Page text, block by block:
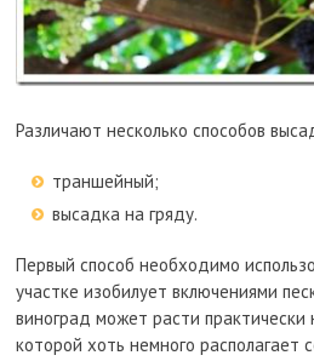
Различают несколько способов
траншейный;
высадка на гряду.
Первый способ необходимо
участке изобилует включениями
виноград может расти практически
которой хоть немного располагает